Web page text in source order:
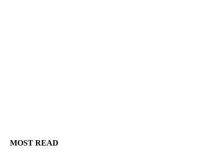
MOST READ